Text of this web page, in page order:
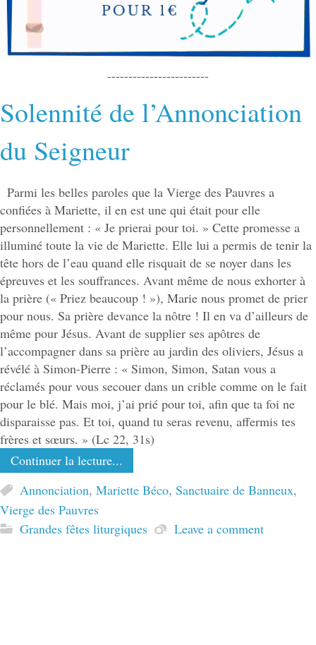
------------------------
Solennité de l’Annonciation
du Seigneur
Parmi les belles paroles que la Vierge des Pauvres a
confiées à Mariette, il en est une qui était pour elle
personnellement : « Je prierai pour toi. » Cette promesse a
illuminé toute la vie de Mariette. Elle lui a permis de tenir la
tête hors de l’eau quand elle risquait de se noyer dans les
épreuves et les souffrances. Avant même de nous exhorter à
la prière (« Priez beaucoup ! »), Marie nous promet de prier
pour nous. Sa prière devance la nôtre ! Il en va d’ailleurs de
même pour Jésus. Avant de supplier ses apôtres de
l’accompagner dans sa prière au jardin des oliviers, Jésus a
révélé à Simon-Pierre : « Simon, Simon, Satan vous a
réclamés pour vous secouer dans un crible comme on le fait
pour le blé. Mais moi, j’ai prié pour toi, afin que ta foi ne
disparaisse pas. Et toi, quand tu seras revenu, affermis tes
frères et sœurs. » (Lc 22, 31s)
Continuer la lecture...
Annonciation, Mariette Béco, Sanctuaire de Banneux,
Vierge des Pauvres
Grandes fêtes liturgiques
Leave a comment